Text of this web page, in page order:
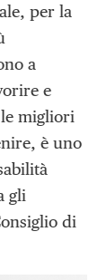
per la
a
e
migliori
è uno
gli
di